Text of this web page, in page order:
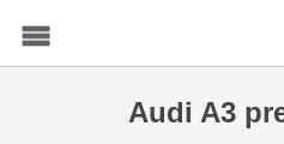
Audi A3